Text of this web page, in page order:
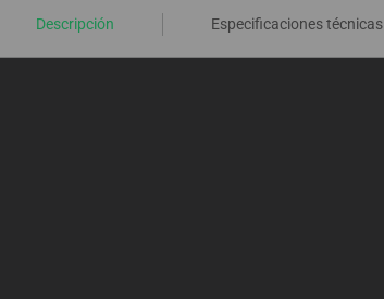
Descripción Especificaciones técnicas